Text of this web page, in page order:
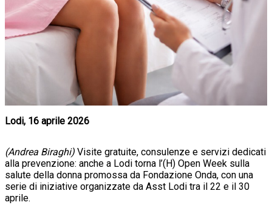
Lodi, 16 aprile 2026
(Andrea Biraghi) Visite gratuite, consulenze e servizi dedicati
alla prevenzione: anche a Lodi torna l’(H) Open Week sulla
salute della donna promossa da Fondazione Onda, con una
serie di iniziative organizzate da Asst Lodi tra il 22 e il 30
aprile.